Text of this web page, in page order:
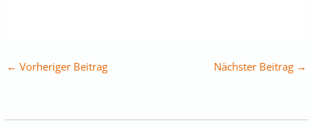
← Vorheriger Beitrag Nächster Beitrag →